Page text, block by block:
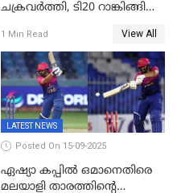
ചക്രവർത്തി, ടി20 റാങ്കിങ്ങിൽ
ഉൾപ്പെടെ നേട്ടങ്ങളുമായി
ഇന്ത്യ
1 Min Read View All
LATEST NEWS
Posted On 15-09-2025
ഏഷ്യാ കപ്പിൽ ഒമാനെതിരെ
മലയാളി താരത്തിന്റെ